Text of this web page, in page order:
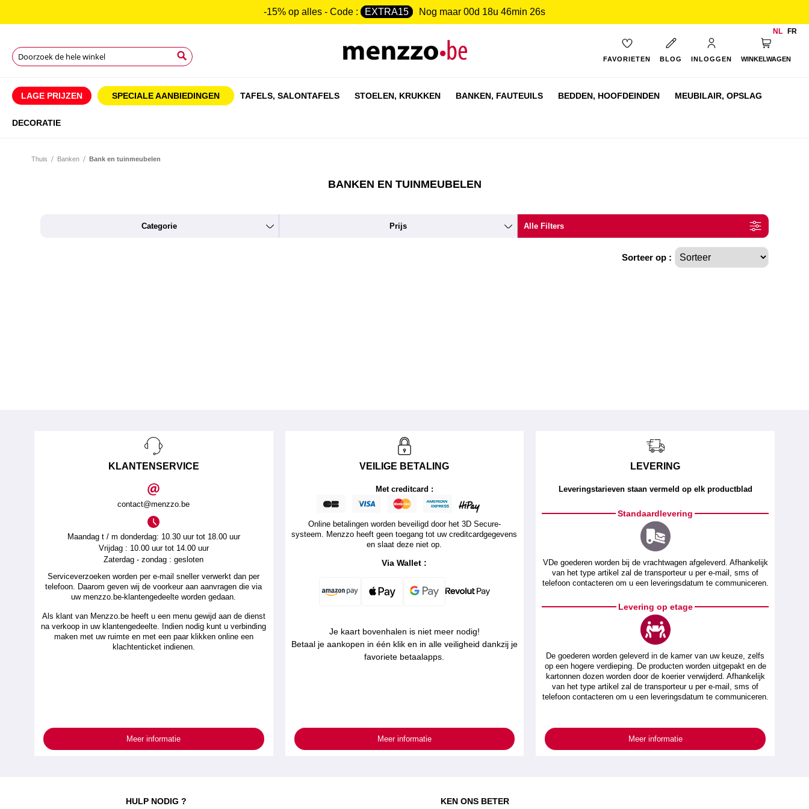
-15% op alles - Code : EXTRA15 Nog maar 00d 18u 46min 26s
NL FR
Zoek
FAVORIETEN BLOG INLOGGEN WINKELWAGEN
LAGE PRIJZEN SPECIALE AANBIEDINGEN TAFELS, SALONTAFELS STOELEN, KRUKKEN BANKEN, FAUTEUILS BEDDEN, HOOFDEINDEN MEUBILAIR, OPSLAG
DECORATIE
Thuis Banken Bank en tuinmeubelen
BANKEN EN TUINMEUBELEN
Categorie Prijs Alle Filters
Sorteer op :
KLANTENSERVICE
contact@menzzo.be
Maandag t / m donderdag: 10.30 uur tot 18.00 uur
Vrijdag : 10.00 uur tot 14.00 uur
Zaterdag - zondag : gesloten
Serviceverzoeken worden per e-mail sneller verwerkt dan per
telefoon. Daarom geven wij de voorkeur aan aanvragen die via
uw menzzo.be-klantengedeelte worden gedaan.
Als klant van Menzzo.be heeft u een menu gewijd aan de dienst
na verkoop in uw klantengedeelte. Indien nodig kunt u verbinding
maken met uw ruimte en met een paar klikken online een
klachtenticket indienen.
Meer informatie
VEILIGE BETALING
Met creditcard :
Online betalingen worden beveiligd door het 3D Secure-
systeem. Menzzo heeft geen toegang tot uw creditcardgegevens
en slaat deze niet op.
Via Wallet :
Je kaart bovenhalen is niet meer nodig!
Betaal je aankopen in één klik en in alle veiligheid dankzij je
favoriete betaalapps.
Meer informatie
LEVERING
Leveringstarieven staan vermeld op elk productblad
Standaardlevering
VDe goederen worden bij de vrachtwagen afgeleverd. Afhankelijk
van het type artikel zal de transporteur u per e-mail, sms of
telefoon contacteren om u een leveringsdatum te communiceren.
Levering op etage
De goederen worden geleverd in de kamer van uw keuze, zelfs
op een hogere verdieping. De producten worden uitgepakt en de
kartonnen dozen worden door de koerier verwijderd. Afhankelijk
van het type artikel zal de transporteur u per e-mail, sms of
telefoon contacteren om u een leveringsdatum te communiceren.
Meer informatie
HULP NODIG ? KEN ONS BETER